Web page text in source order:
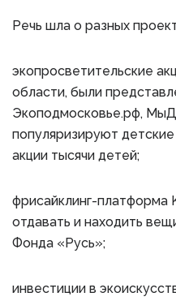
Речь шла о разных
экопросветительские
области, были
Экоподмосковье.рф,
популяризируют
акции тысячи детей;
фрисайклинг-платформа
отдавать и находить
Фонда «Русь»;
инвестиции в